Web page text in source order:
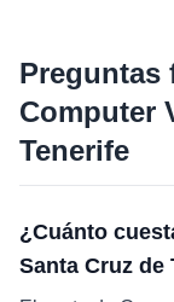
Preguntas
Computer
Tenerife
¿Cuánto
Santa Cruz de